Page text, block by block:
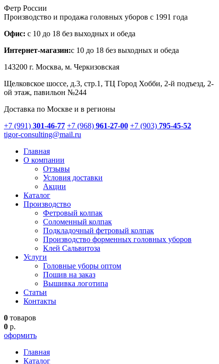
Фетр России
Производство и продажа головных уборов с 1991 года
Офис: с 10 до 18 без выходных и обеда
Интернет-магазин:с 10 до 18 без выходных и обеда
143200 г. Москва, м. Черкизовская
Щелковское шоссе, д.3, стр.1 , ТЦ Город Хобби, 2-й подъезд, 2-
ой этаж, павильон №244
Доставка по Москве и в регионы
+7 (991) 301-46-77 +7 (968) 961-27-00 +7 (903) 795-45-52
tigor-consulting@mail.ru
Главная
О компании
Отзывы
Условия доставки
Акции
Каталог
Производство
Фетровый колпак
Соломенный колпак
Подкладочный фетровый колпак
Производство форменных головных уборов
Клей Сальвитоза
Услуги
Головные уборы оптом
Пошив на заказ
Вышивка логотипа
Статьи
Контакты
0 товаров
0 р.
оформить
Главная
Каталог